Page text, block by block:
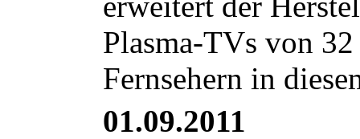
Plasma-TVs von
Fernsehern in
01.09.2011